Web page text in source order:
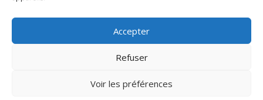
Accepter
Refuser
Voir les préférences
Recent Comments
Site web réalisé par l'agence de communication